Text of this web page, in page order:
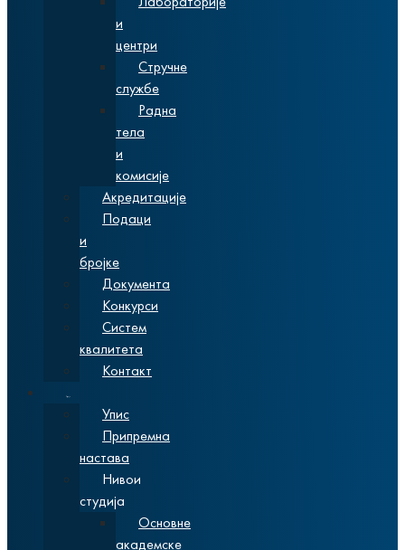
и
центри
Стручне
службе
Радна
тела
и
комисије
Акредитације
Подаци
и
бројке
Документа
Конкурси
Систем
квалитета
Контакт
Упис
Припремна
настава
Нивои
студија
Основне
академске